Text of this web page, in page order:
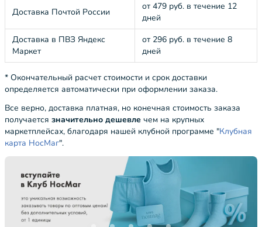
Доставка Почтой России
от 479 руб. в течение 12
дней
Доставка в ПВЗ Яндекс
Маркет
от 296 руб. в течение 8
дней
* Окончательный расчет стоимости и срок доставки
определяется автоматически при оформлении заказа.
Все верно, доставка платная, но конечная стоимость заказа
получается значительно дешевле чем на крупных
маркетплейсах, благодаря нашей клубной программе "Клубная
карта НосМаг".